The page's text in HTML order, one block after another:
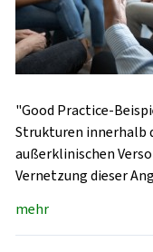
"Good Practice-
Strukturen innerhalb
außerklinischen
Vernetzung dieser
mehr